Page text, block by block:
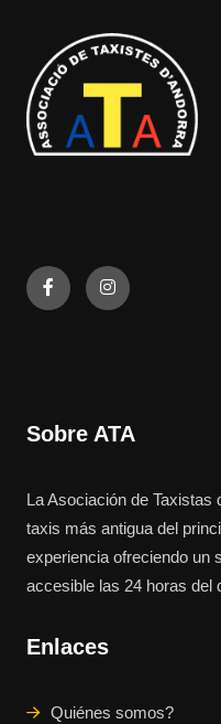
Sobre ATA
La Asociación de Taxistas
taxis más antigua del
experiencia ofreciendo un
accesible las 24 horas del
Enlaces
Quiénes somos?